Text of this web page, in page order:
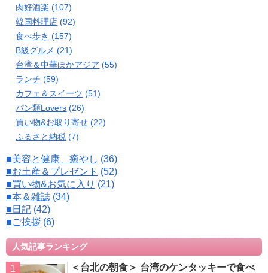
肉好酒楽 (107)
韓国料理店 (92)
食べ歩き (157)
B級グルメ (21)
台湾＆中華ほかアジア (55)
ランチ (59)
カフェ＆スイーツ (51)
パン類Lovers (26)
買い物&お取り寄せ (22)
ふるさと納税 (7)
■美容と健康、癒やし (36)
■お土産＆プレゼント (52)
■買い物&お気に入り (21)
■本＆雑誌 (34)
■日記 (42)
■ご挨拶 (6)
人気記事ランキング
＜台北の朝食＞ 台湾のケンタッキーで食べ